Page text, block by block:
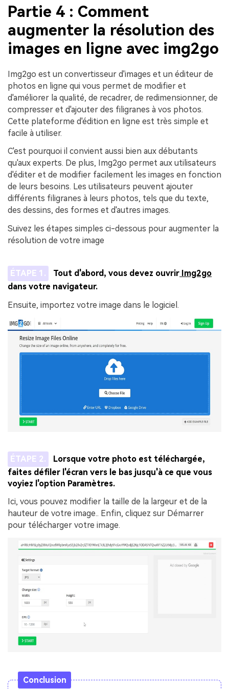
Partie 4 : Comment
augmenter la résolution des
images en ligne avec img2go
Img2go est un convertisseur d'images et un éditeur de
photos en ligne qui vous permet de modifier et
d'améliorer la qualité, de recadrer, de redimensionner, de
compresser et d'ajouter des filigranes à vos photos.
Cette plateforme d'édition en ligne est très simple et
facile à utiliser.
C'est pourquoi il convient aussi bien aux débutants
qu'aux experts. De plus, Img2go permet aux utilisateurs
d'éditer et de modifier facilement les images en fonction
de leurs besoins. Les utilisateurs peuvent ajouter
différents filigranes à leurs photos, tels que du texte,
des dessins, des formes et d'autres images.
Suivez les étapes simples ci-dessous pour augmenter la
résolution de votre image
ÉTAPE 1. Tout d'abord, vous devez ouvrir Img2go
dans votre navigateur.
Ensuite, importez votre image dans le logiciel.
ÉTAPE 2.
Lorsque votre photo est téléchargée,
faites défiler l'écran vers le bas jusqu'à ce que vous
voyiez l'option Paramètres.
Ici, vous pouvez modifier la taille de la largeur et de la
hauteur de votre image.. Enfin, cliquez sur Démarrer
pour télécharger votre image.
Conclusion